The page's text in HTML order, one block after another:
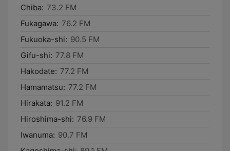
Chiba: 73.2 FM
Fukagawa: 76.2 FM
Fukuoka-shi: 90.5 FM
Gifu-shi: 77.8 FM
Hakodate: 77.2 FM
Hamamatsu: 77.2 FM
Hirakata: 91.2 FM
Hiroshima-shi: 76.9 FM
Iwanuma: 90.7 FM